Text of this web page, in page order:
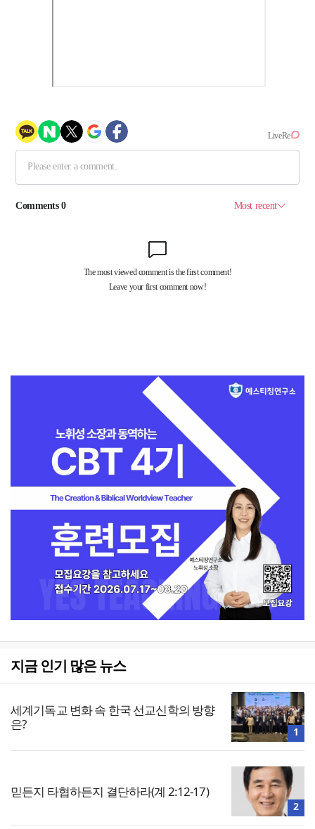
지금 인기 많은 뉴스
세계기독교 변화 속 한국 선교신학의 방향
은?
1
믿든지 타협하든지 결단하라(계 2:12-17)
2